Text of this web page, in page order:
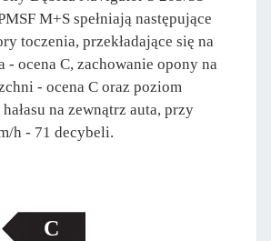
M+S spełniają następujące
toczenia, przekładające się na
- ocena C, zachowanie opony na
- ocena C oraz poziom
na zewnątrz auta, przy
h - 71 decybeli.
C